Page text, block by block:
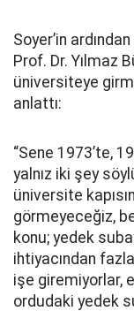
Soyer’in
Prof. Dr. Yılmaz
üniversiteye
anlattı:
“Sene 1973’te,
yalnız iki şey
üniversite
görmeyeceğiz,
konu; yedek
ihtiyacından
işe giremiyorlar,
ordudaki yedek